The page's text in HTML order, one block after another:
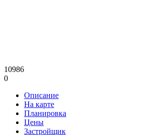
10986
0
Описание
На карте
Планировка
Цены
Застройщик